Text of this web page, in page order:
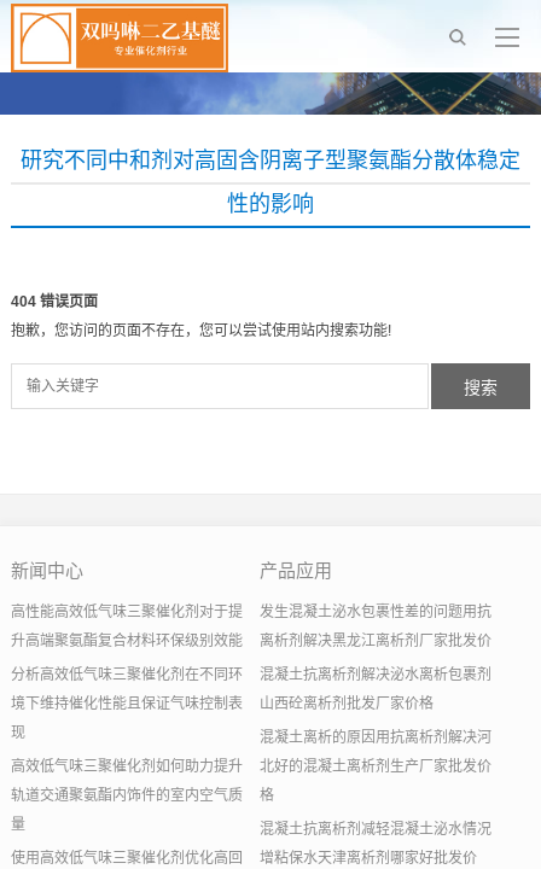
研究不同中和剂对高固含阴离子型聚氨酯分散体稳定
性的影响
404 错误页面
抱歉，您访问的页面不存在，您可以尝试使用站内搜索功能!
新闻中心
高性能高效低气味三聚催化剂对于提
升高端聚氨酯复合材料环保级别效能
分析高效低气味三聚催化剂在不同环
境下维持催化性能且保证气味控制表
现
高效低气味三聚催化剂如何助力提升
轨道交通聚氨酯内饰件的室内空气质
量
使用高效低气味三聚催化剂优化高回
产品应用
发生混凝土泌水包裹性差的问题用抗
离析剂解决黑龙江离析剂厂家批发价
混凝土抗离析剂解决泌水离析包裹剂
山西砼离析剂批发厂家价格
混凝土离析的原因用抗离析剂解决河
北好的混凝土离析剂生产厂家批发价
格
混凝土抗离析剂减轻混凝土泌水情况
增粘保水天津离析剂哪家好批发价